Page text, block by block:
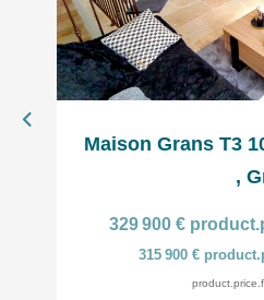
,
329 900 €
315 900 €